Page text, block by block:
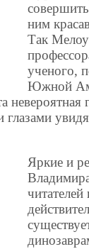
ним
Так
ученого,
Южной
невероятная
глазами
Яркие и